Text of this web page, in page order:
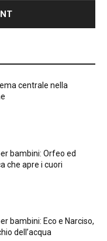
centrale nella
bambini: Orfeo ed
che apre i cuori
bambini: Eco e Narciso,
dell’acqua